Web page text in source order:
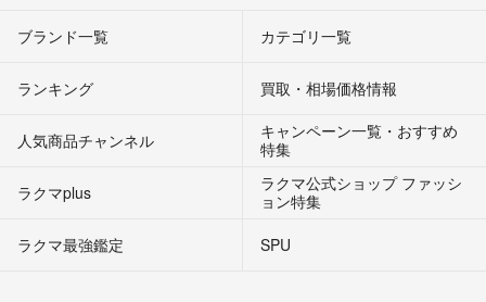
ブランド一覧 カテゴリ一覧
ランキング 買取・相場価格情報
人気商品チャンネル
キャンペーン一覧・おすすめ
特集
ラクマplus
ラクマ公式ショップ ファッシ
ョン特集
ラクマ最強鑑定
SPU